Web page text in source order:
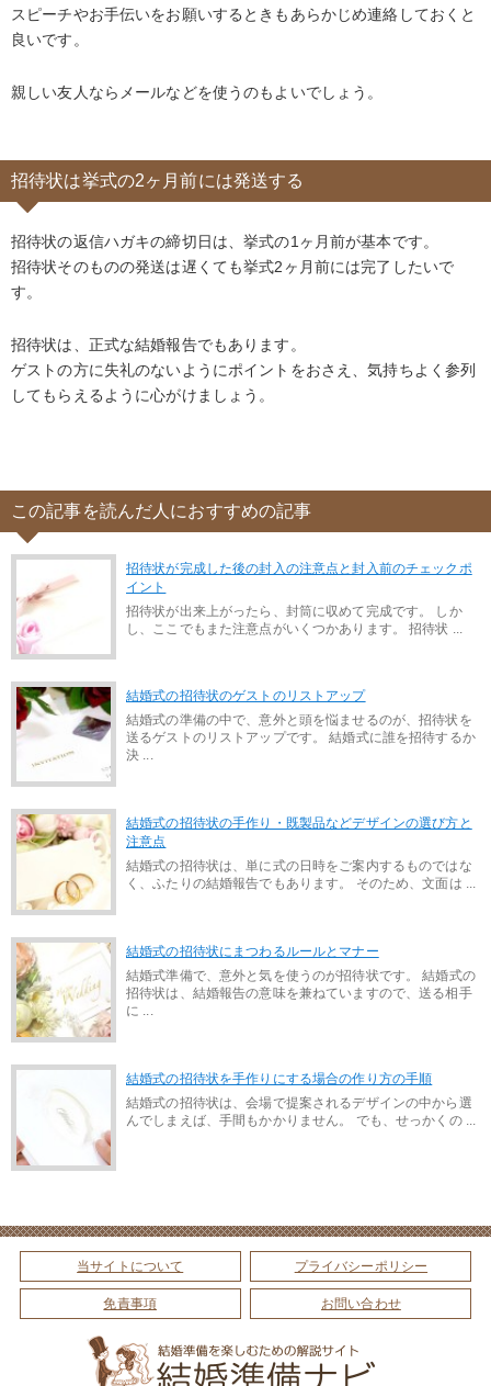
スピーチやお手伝いをお願いするときもあらかじめ連絡しておくと
良いです。
親しい友人ならメールなどを使うのもよいでしょう。
招待状は挙式の2ヶ月前には発送する
招待状の返信ハガキの締切日は、挙式の1ヶ月前が基本です。
招待状そのものの発送は遅くても挙式2ヶ月前には完了したいで
す。
招待状は、正式な結婚報告でもあります。
ゲストの方に失礼のないようにポイントをおさえ、気持ちよく参列
してもらえるように心がけましょう。
この記事を読んだ人におすすめの記事
招待状が完成した後の封入の注意点と封入前のチェックポ
イント
招待状が出来上がったら、封筒に収めて完成です。 しか
し、ここでもまた注意点がいくつかあります。 招待状 ...
結婚式の招待状のゲストのリストアップ
結婚式の準備の中で、意外と頭を悩ませるのが、招待状を
送るゲストのリストアップです。 結婚式に誰を招待するか
決 ...
結婚式の招待状の手作り・既製品などデザインの選び方と
注意点
結婚式の招待状は、単に式の日時をご案内するものではな
く、ふたりの結婚報告でもあります。 そのため、文面は ...
結婚式の招待状にまつわるルールとマナー
結婚式準備で、意外と気を使うのが招待状です。 結婚式の
招待状は、結婚報告の意味を兼ねていますので、送る相手
に ...
結婚式の招待状を手作りにする場合の作り方の手順
結婚式の招待状は、会場で提案されるデザインの中から選
んでしまえば、手間もかかりません。 でも、せっかくの ...
当サイトについて プライバシーポリシー
免責事項 お問い合わせ